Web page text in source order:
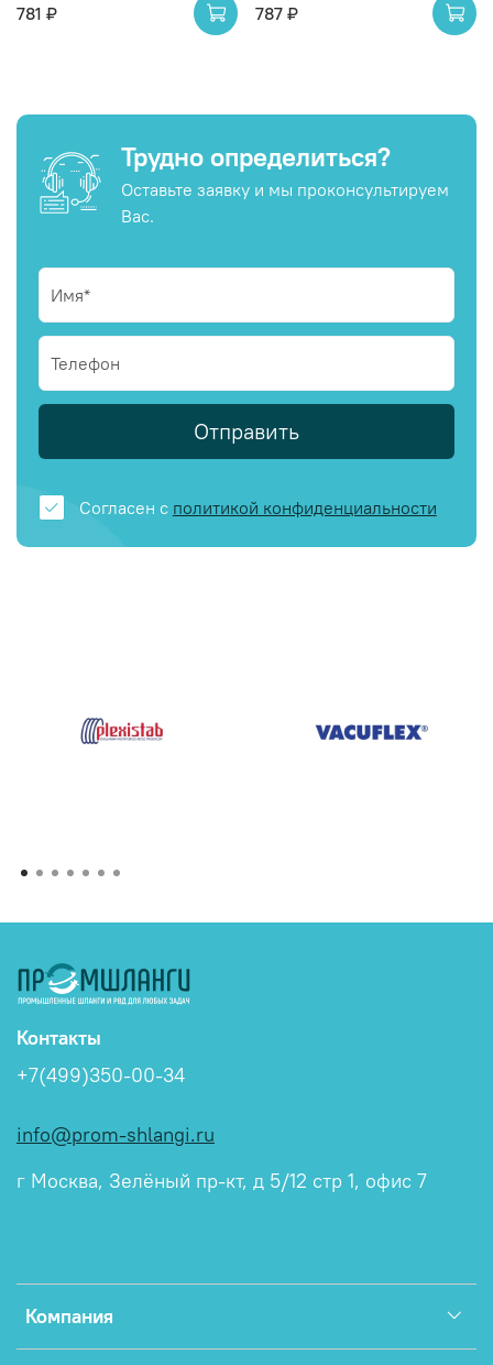
781 ₽
787 ₽
Трудно определиться?
Оставьте заявку и мы проконсультируем
Вас.
Отправить
Согласен с политикой конфиденциальности
Компания
Контакты
+7(499)350-00-34
info@prom-shlangi.ru
г Москва, Зелёный пр-кт, д 5/12 стр 1, офис 7